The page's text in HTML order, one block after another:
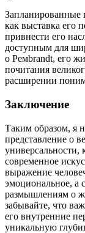
Запланированные
как выставка его
привнести его
доступным для
о Ремbrandt, его
почитания
расширении
Заключение
Таким образом, я
представление о
универсальности,
современное
выражение
эмоциональное, а
размышлениям о
забывайте, что
его внутренние
уникальную